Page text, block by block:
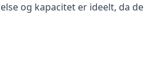
og kapacitet er ideelt, da